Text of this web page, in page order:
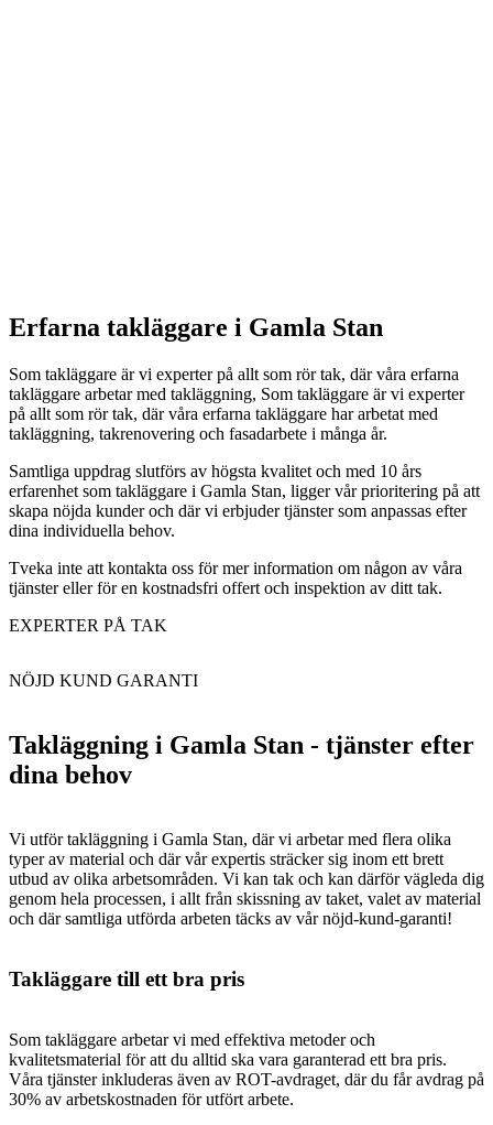
Erfarna takläggare i Gamla Stan
Som takläggare är vi experter på allt som rör tak, där våra erfarna
takläggare arbetar med takläggning, Som takläggare är vi experter
på allt som rör tak, där våra erfarna takläggare har arbetat med
takläggning, takrenovering och fasadarbete i många år.
Samtliga uppdrag slutförs av högsta kvalitet och med 10 års
erfarenhet som takläggare i Gamla Stan, ligger vår prioritering på att
skapa nöjda kunder och där vi erbjuder tjänster som anpassas efter
dina individuella behov.
Tveka inte att kontakta oss för mer information om någon av våra
tjänster eller för en kostnadsfri offert och inspektion av ditt tak.
EXPERTER PÅ TAK
Takläggning i Gamla Stan - tjänster efter
dina behov
Vi utför takläggning i Gamla Stan, där vi arbetar med flera olika
typer av material och där vår expertis sträcker sig inom ett brett
utbud av olika arbetsområden. Vi kan tak och kan därför vägleda dig
genom hela processen, i allt från skissning av taket, valet av material
och där samtliga utförda arbeten täcks av vår nöjd-kund-garanti!
NÖJD KUND GARANTI
Takläggare till ett bra pris
Som takläggare arbetar vi med effektiva metoder och
kvalitetsmaterial för att du alltid ska vara garanterad ett bra pris.
Våra tjänster inkluderas även av ROT-avdraget, där du får avdrag på
30% av arbetskostnaden för utfört arbete.